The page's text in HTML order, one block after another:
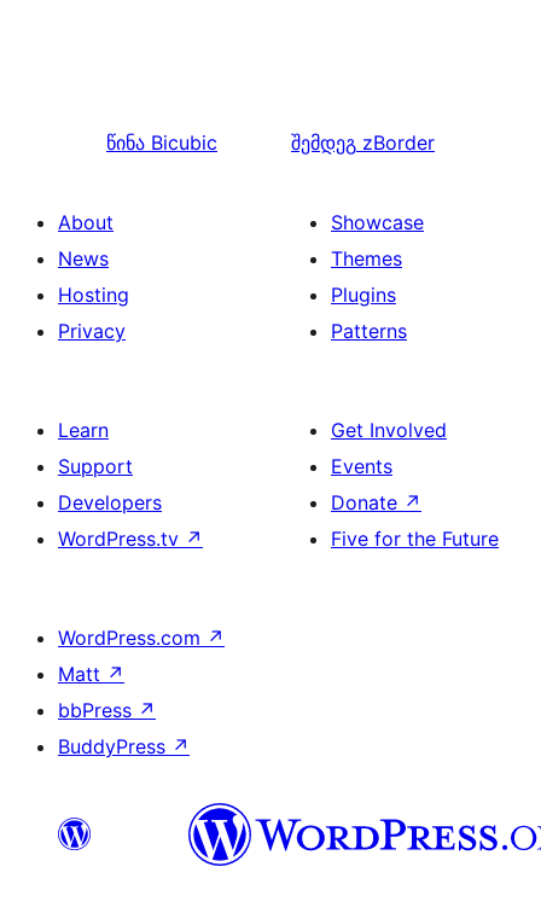
წინა Bicubic შემდეგ zBorder
About
News
Hosting
Privacy
Showcase
Themes
Plugins
Patterns
Learn
Support
Developers
WordPress.tv ↗
Get Involved
Events
Donate ↗
Five for the Future
WordPress.com ↗
Matt ↗
bbPress ↗
BuddyPress ↗